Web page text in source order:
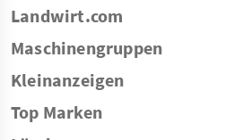
Landwirt.com
Maschinengruppen
Kleinanzeigen
Top Marken